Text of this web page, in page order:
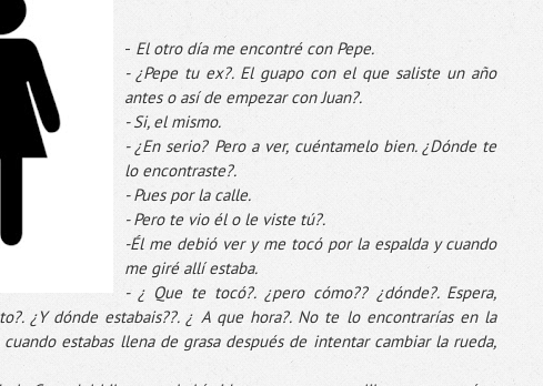
- El otro día me encontré con Pepe.
- ¿Pepe tu ex?. El guapo con el que saliste un año
antes o así de empezar con Juan?.
- Si, el mismo.
- ¿En serio? Pero a ver, cuéntamelo bien. ¿Dónde te
lo encontraste?.
- Pues por la calle.
- Pero te vio él o le viste tú?.
-Él me debió ver y me tocó por la espalda y cuando
me giré allí estaba.
- ¿ Que te tocó?. ¿pero cómo?? ¿dónde?. Espera,
¿Y dónde estabais??. ¿ A que hora?. No te lo encontrarías en la
estabas llena de grasa después de intentar cambiar la rueda,